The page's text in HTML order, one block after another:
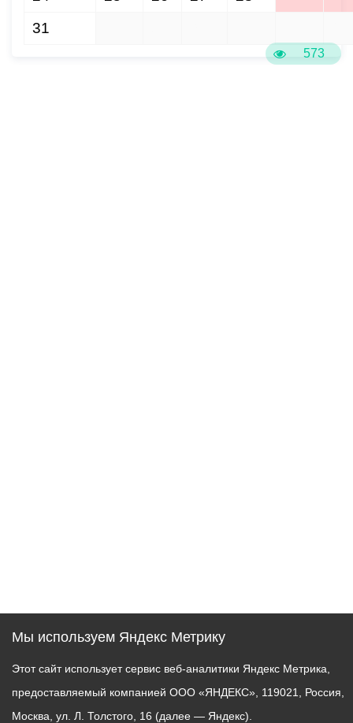
573
31
Мы используем Яндекс Метрику
Этот сайт использует сервис веб-аналитики Яндекс Метрика,
предоставляемый компанией ООО «ЯНДЕКС», 119021, Россия,
Москва, ул. Л. Толстого, 16 (далее — Яндекс).